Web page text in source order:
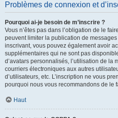
Problèmes de connexion et
Pourquoi ai-je besoin de m’inscrire ?
Vous n’êtes pas dans l’obligation de le
peuvent limiter la publication de
inscrivant, vous pouvez également avoir
supplémentaires qui ne sont pas
d’avatars personnalisés, l’utilisation de la
courriers électroniques aux autres
d’utilisateurs, etc. L’inscription ne vous
pourquoi nous vous recommandons de le
Haut